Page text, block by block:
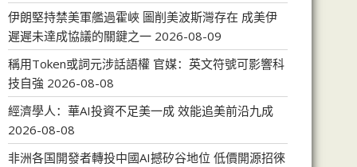
伊朗堅持禁美軍艦過霍峽 圖削美波斯灣存在 成美伊
遲遲未達成協議的關鍵之一 2026-08-09
稱用Token或詞元涉話語權 官媒：英文符號可影響科
技自強 2026-08-08
經濟學人：華AI投資不足美一成 效能追美前沿九成
2026-08-08
非洲各国開發者轉投中國AI撼矽谷地位 低價開源招徠